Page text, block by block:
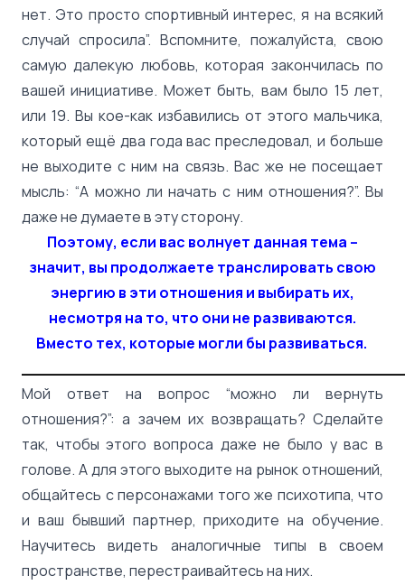
нет. Это просто спортивный интерес, я на всякий
случай спросила”. Вспомните, пожалуйста, свою
самую далекую любовь, которая закончилась по
вашей инициативе. Может быть, вам было 15 лет,
или 19. Вы кое-как избавились от этого мальчика,
который ещё два года вас преследовал, и больше
не выходите с ним на связь. Вас же не посещает
мысль: “А можно ли начать с ним отношения?”. Вы
даже не думаете в эту сторону.
Поэтому, если вас волнует данная тема –
значит, вы продолжаете транслировать свою
энергию в эти отношения и выбирать их,
несмотря на то, что они не развиваются.
Вместо тех, которые могли бы развиваться.
Мой ответ на вопрос “можно ли вернуть
отношения?”: а зачем их возвращать? Сделайте
так, чтобы этого вопроса даже не было у вас в
голове. А для этого выходите на рынок отношений,
общайтесь с персонажами того же психотипа, что
и ваш бывший партнер, приходите на обучение.
Научитесь видеть аналогичные типы в своем
пространстве, перестраивайтесь на них.